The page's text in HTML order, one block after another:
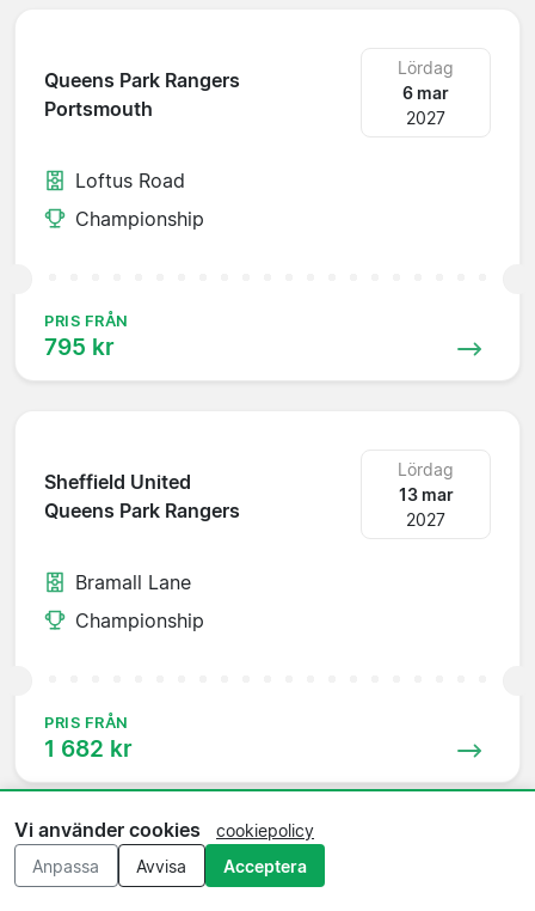
Queens Park Rangers
Portsmouth
Lördag
6 mar
2027
Loftus Road
Championship
PRIS FRÅN
795 kr
Sheffield United
Queens Park Rangers
Lördag
13 mar
2027
Bramall Lane
Championship
PRIS FRÅN
1 682 kr
Queens Park Rangers
Vi använder cookies
cookiepolicy
Anpassa
Avvisa Acceptera